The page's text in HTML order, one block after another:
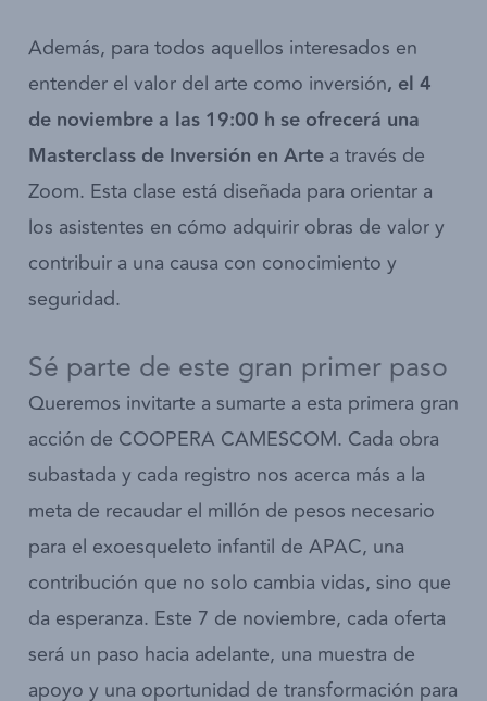
Además, para todos aquellos interesados en
entender el valor del arte como inversión, el 4
de noviembre a las 19:00 h se ofrecerá una
Masterclass de Inversión en Arte a través de
Zoom. Esta clase está diseñada para orientar a
los asistentes en cómo adquirir obras de valor y
contribuir a una causa con conocimiento y
seguridad.
Sé parte de este gran primer paso
Queremos invitarte a sumarte a esta primera gran
acción de COOPERA CAMESCOM. Cada obra
subastada y cada registro nos acerca más a la
meta de recaudar el millón de pesos necesario
para el exoesqueleto infantil de APAC, una
contribución que no solo cambia vidas, sino que
da esperanza. Este 7 de noviembre, cada oferta
será un paso hacia adelante, una muestra de
apoyo y una oportunidad de transformación para